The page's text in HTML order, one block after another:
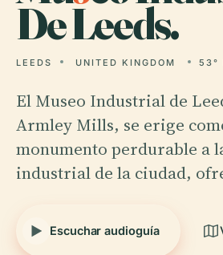
De Leeds.
LEEDS UNITED KINGDOM 53°
El Museo Industrial de
Armley Mills, se erige
monumento perdurable a
industrial de la ciudad,
Escuchar audioguía